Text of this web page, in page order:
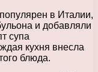
в Италии,
и добавляли
супа
кухня внесла
блюда.